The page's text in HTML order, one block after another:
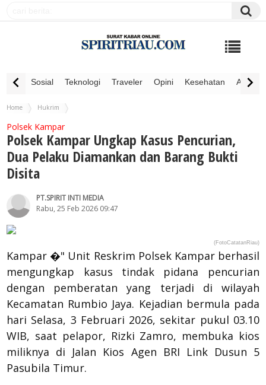
Sosial Teknologi Traveler Opini Kesehatan
Home
Hukrim
Disita
Polsek Kampar
Polsek Kampar Ungkap Kasus Pencurian,
Dua Pelaku Diamankan dan Barang Bukti
Disita
PT.SPIRIT INTI MEDIA
Rabu, 25 Feb 2026 09:47
(FotoCatatanRiau)
Kampar �" Unit Reskrim Polsek Kampar berhasil
mengungkap kasus tindak pidana pencurian
dengan pemberatan yang terjadi di wilayah
Kecamatan Rumbio Jaya. Kejadian bermula pada
hari Selasa, 3 Februari 2026, sekitar pukul 03.10
WIB, saat pelapor, Rizki Zamro, membuka kios
miliknya di Jalan Kios Agen BRI Link Dusun 5
Pasubila Timur.